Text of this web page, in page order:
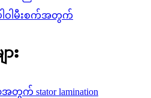
ဝါမီးစက်အတွက်
း